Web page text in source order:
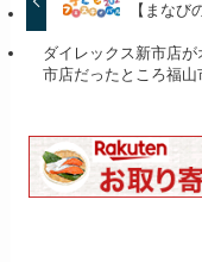
【まなび
ダイレックス新市店
市店だったところ福山